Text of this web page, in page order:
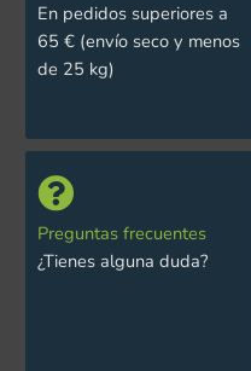
En pedidos superiores a
65 € (envío seco y menos
de 25 kg)
Preguntas frecuentes
¿Tienes alguna duda?